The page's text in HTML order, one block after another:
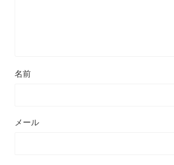
名前
メール